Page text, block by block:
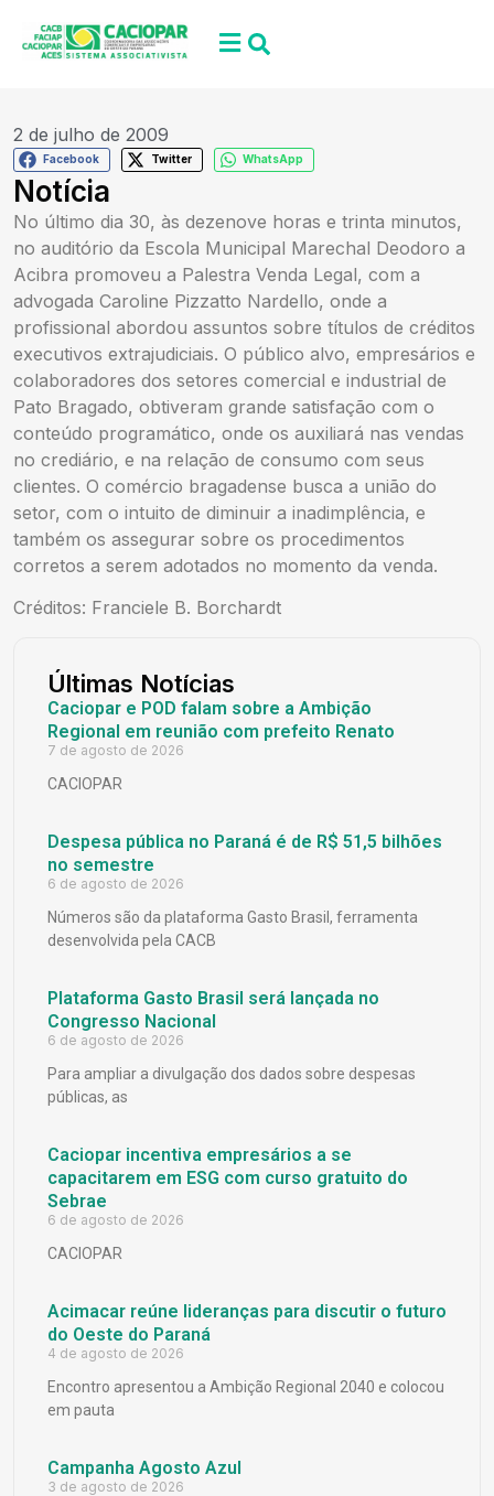
2 de julho de 2009
Facebook Twitter WhatsApp
Notícia
No último dia 30, às dezenove horas e trinta minutos,
no auditório da Escola Municipal Marechal Deodoro a
Acibra promoveu a Palestra Venda Legal, com a
advogada Caroline Pizzatto Nardello, onde a
profissional abordou assuntos sobre títulos de créditos
executivos extrajudiciais. O público alvo, empresários e
colaboradores dos setores comercial e industrial de
Pato Bragado, obtiveram grande satisfação com o
conteúdo programático, onde os auxiliará nas vendas
no crediário, e na relação de consumo com seus
clientes. O comércio bragadense busca a união do
setor, com o intuito de diminuir a inadimplência, e
também os assegurar sobre os procedimentos
corretos a serem adotados no momento da venda.
Créditos: Franciele B. Borchardt
Últimas Notícias
Caciopar e POD falam sobre a Ambição
Regional em reunião com prefeito Renato
7 de agosto de 2026
CACIOPAR
Despesa pública no Paraná é de R$ 51,5 bilhões
no semestre
6 de agosto de 2026
Números são da plataforma Gasto Brasil, ferramenta
desenvolvida pela CACB
Plataforma Gasto Brasil será lançada no
Congresso Nacional
6 de agosto de 2026
Para ampliar a divulgação dos dados sobre despesas
públicas, as
Caciopar incentiva empresários a se
capacitarem em ESG com curso gratuito do
Sebrae
6 de agosto de 2026
CACIOPAR
Acimacar reúne lideranças para discutir o futuro
do Oeste do Paraná
4 de agosto de 2026
Encontro apresentou a Ambição Regional 2040 e colocou
em pauta
Campanha Agosto Azul
3 de agosto de 2026